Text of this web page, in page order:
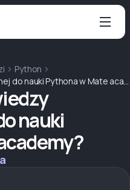
Python
Czy potrzebuję wiedzy matematycznej do nauki Pythona w Mate academy?
nauki